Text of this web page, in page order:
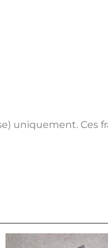
uniquement. Ces